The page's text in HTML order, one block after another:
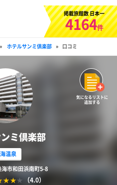
掲載旅館数 日本一
4164件
» ホテルサンミ倶楽部 » 口コミ
ミ倶楽部
温泉
市和田浜南町5-8
（4.0）
気になるリストに
追加する